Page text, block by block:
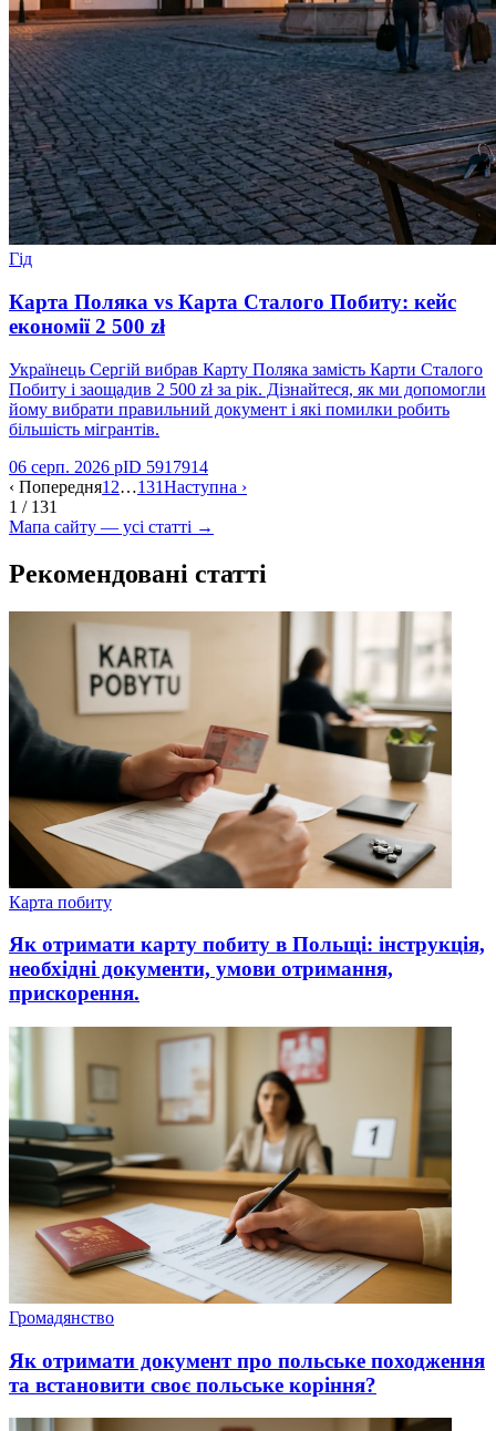
Гід
Карта Поляка vs Карта Сталого Побиту: кейс
економії 2 500 zł
Українець Сергій вибрав Карту Поляка замість Карти Сталого
Побиту і заощадив 2 500 zł за рік. Дізнайтеся, як ми допомогли
йому вибрати правильний документ і які помилки робить
більшість мігрантів.
06 серп. 2026 рID 5917914
‹ Попередня1 2…131Наступна ›
1 / 131
Мапа сайту — усі статті →
Рекомендовані статті
Карта побиту
Як отримати карту побиту в Польщі: інструкція,
необхідні документи, умови отримання,
прискорення.
Громадянство
Як отримати документ про польське походження
та встановити своє польське коріння?